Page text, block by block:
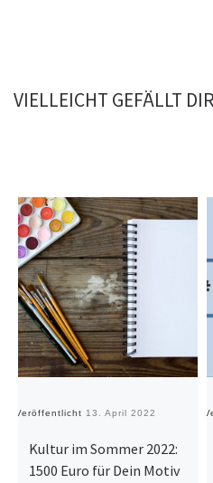
VIELLEICHT GEFÄLLT
Veröffentlicht 13. April 2022
Kultur im Sommer 2022:
1500 Euro für Dein Motiv